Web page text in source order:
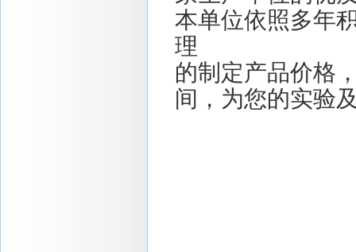
本单位依照多年
理
的制定产品价格
间，为您的实验